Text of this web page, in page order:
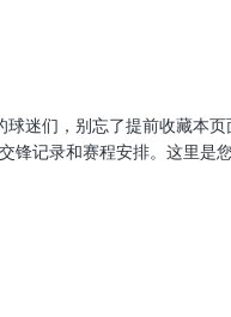
迷们，别忘了提前收藏本
锋记录和赛程安排。这里是